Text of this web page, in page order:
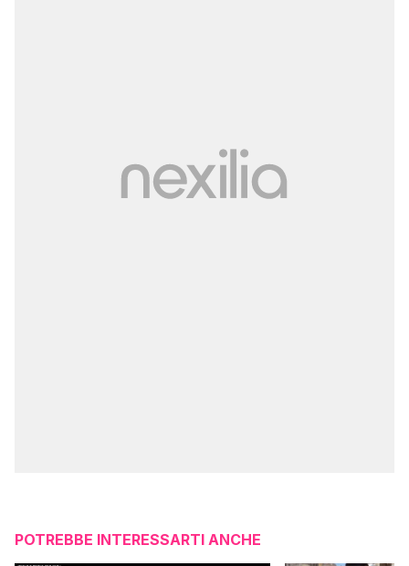
POTREBBE INTERESSARTI ANCHE